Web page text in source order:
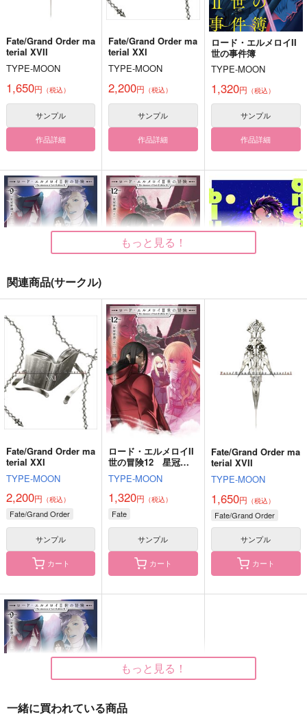
Fate/Grand Order ma
terial XVII
TYPE-MOON
1,650円 （税込）
サンプル
作品詳細
Fate/Grand Order ma
terial XXI
TYPE-MOON
2,200円 （税込）
サンプル
作品詳細
ロード・エルメロイII
世の事件簿
TYPE-MOON
1,320円 （税込）
サンプル
作品詳細
ロード・エルメロイII
世の冒険9 星冠密議
（１）
TYPE-MOON
1,210円（税込）
サンプル
ロード・エルメロイII
世の冒険12 星冠密
議（4）
TYPE-MOON
1,320円（税込）
サンプル
作品詳細
Once in a blue moon
ブルーアワー
（税込）
パーシヴァル×バーソロミュー
サンプル
落ちる春を掬う手は
（中）
コレ！
1,430円 （税込）
作品詳細
オベロン ブリュンヒルデ
もっと見る！
関連商品(サークル)
Fate/Grand Order ma
terial XXI
TYPE-MOON
2,200円 （税込）
Fate/Grand Order
サンプル
カート
ロード・エルメロイII
世の冒険12 星冠密
議（4）
TYPE-MOON
1,320円 （税込）
Fate
サンプル
カート
Fate/Grand Order ma
terial XVII
TYPE-MOON
1,650円 （税込）
Fate/Grand Order
サンプル
カート
もっと見る！
一緒に買われている商品